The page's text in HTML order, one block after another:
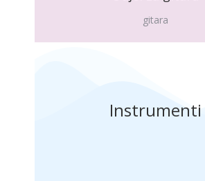
gitara
Instrumenti